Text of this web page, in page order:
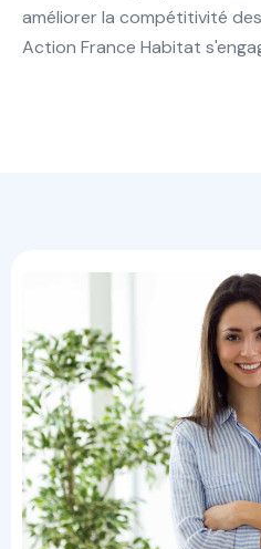
améliorer la compétitivité
Action France Habitat